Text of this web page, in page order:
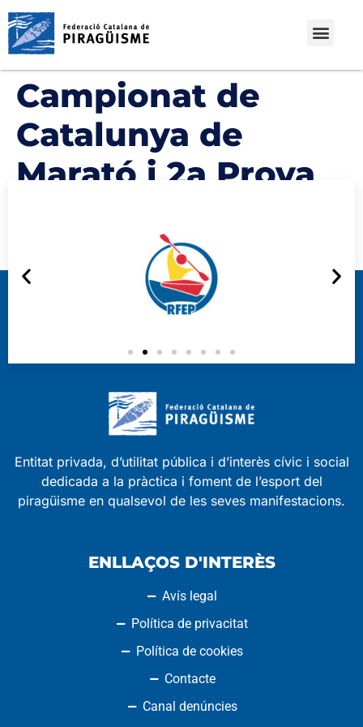
Campionat de
Catalunya de
Marató i 2a Prova
Entitat privada, d’utilitat pública i d’interès cívic i social
dedicada a la pràctica i foment de l’esport del
piragüisme en qualsevol de les seves manifestacions.
ENLLAÇOS D'INTERÈS
Avís legal
Política de privacitat
Política de cookies
Contacte
Canal denúncies